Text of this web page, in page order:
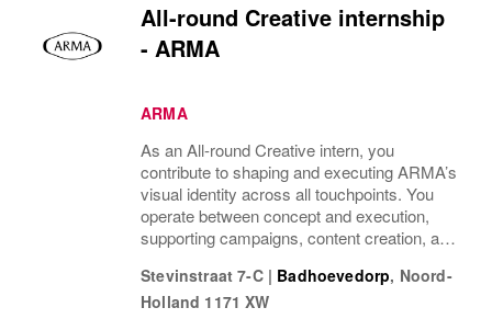
All-round Creative internship
- ARMA
ARMA
As an All-round Creative intern, you
contribute to shaping and executing ARMA’s
visual identity across all touchpoints. You
operate between concept and execution,
supporting campaigns, content creation, and
Stevinstraat 7-C | Badhoevedorp, Noord-
Holland 1171 XW